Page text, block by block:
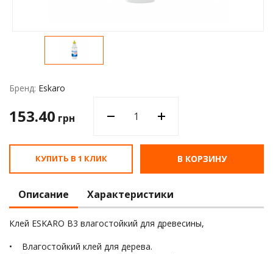
Бренд: Eskaro
153.40 грн
КУПИТЬ В 1 КЛИК В КОРЗИНУ
Описание Характеристики
Клей ESKARO B3 влагостойкий для древесины,
• Влагостойкий клей для дерева.